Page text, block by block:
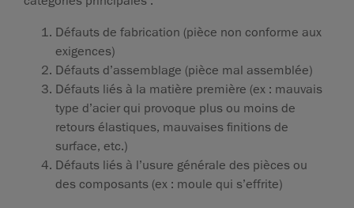
Défauts de fabrication (pièce non conforme aux
exigences)
Défauts d’assemblage (pièce mal assemblée)
Défauts liés à la matière première (ex : mauvais
type d’acier qui provoque plus ou moins de
retours élastiques, mauvaises finitions de
surface, etc.)
Défauts liés à l’usure générale des pièces ou
des composants (ex : moule qui s’effrite)